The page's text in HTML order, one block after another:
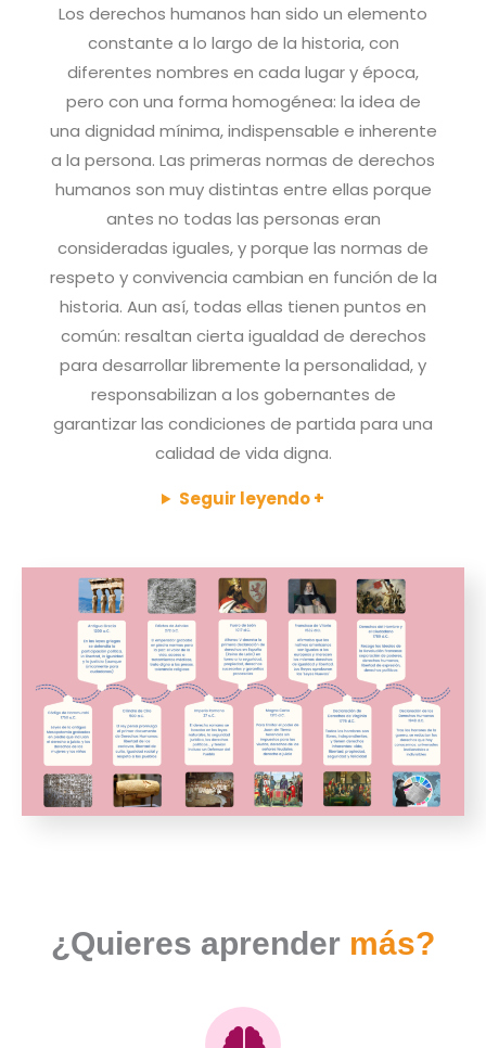
Los derechos humanos han sido un elemento
constante a lo largo de la historia, con
diferentes nombres en cada lugar y época,
pero con una forma homogénea: la idea de
una dignidad mínima, indispensable e inherente
a la persona. Las primeras normas de derechos
humanos son muy distintas entre ellas porque
antes no todas las personas eran
consideradas iguales, y porque las normas de
respeto y convivencia cambian en función de la
historia. Aun así, todas ellas tienen puntos en
común: resaltan cierta igualdad de derechos
para desarrollar libremente la personalidad, y
responsabilizan a los gobernantes de
garantizar las condiciones de partida para una
calidad de vida digna.
Seguir leyendo +
¿Quieres aprender más?